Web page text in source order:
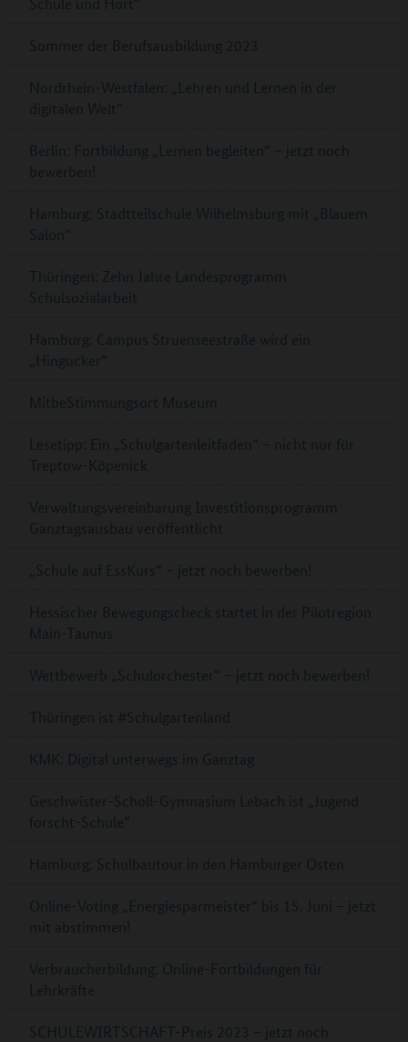
Sommer der Berufsausbildung 2023
Nordrhein-Westfalen: „Lehren und Lernen in der
digitalen Welt“
Berlin: Fortbildung „Lernen begleiten“ – jetzt noch
bewerben!
Hamburg: Stadtteilschule Wilhelmsburg mit „Blauem
Salon“
Thüringen: Zehn Jahre Landesprogramm
Schulsozialarbeit
Hamburg: Campus Struenseestraße wird ein
„Hingucker“
MitbeStimmungsort Museum
Lesetipp: Ein „Schulgartenleitfaden“ – nicht nur für
Treptow-Köpenick
Verwaltungsvereinbarung Investitionsprogramm
Ganztagsausbau veröffentlicht
„Schule auf EssKurs“ – jetzt noch bewerben!
Hessischer Bewegungscheck startet in der Pilotregion
Main-Taunus
Wettbewerb „Schulorchester“ – jetzt noch bewerben!
Thüringen ist #Schulgartenland
KMK: Digital unterwegs im Ganztag
Geschwister-Scholl-Gymnasium Lebach ist „Jugend
forscht-Schule“
Hamburg: Schulbautour in den Hamburger Osten
Online-Voting „Energiesparmeister“ bis 15. Juni – jetzt
mit abstimmen!
Verbraucherbildung: Online-Fortbildungen für
Lehrkräfte
SCHULEWIRTSCHAFT-Preis 2023 – jetzt noch